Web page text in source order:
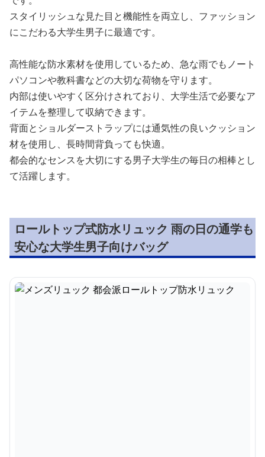
スタイリッシュな見た目と機能性を両立し、ファッション
にこだわる大学生男子に最適です。
高性能な防水素材を使用しているため、急な雨でもノート
パソコンや教科書などの大切な荷物を守ります。
内部は使いやすく区分けされており、大学生活で必要なア
イテムを整理して収納できます。
背面とショルダーストラップには通気性の良いクッション
材を使用し、長時間背負っても快適。
都会的なセンスを大切にする男子大学生の毎日の相棒とし
て活躍します。
ロールトップ式防水リュック 雨の日の通学も
安心な大学生男子向けバッグ